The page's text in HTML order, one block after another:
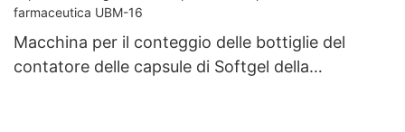
Macchina per il conteggio delle bottiglie del
contatore delle capsule di Softgel della